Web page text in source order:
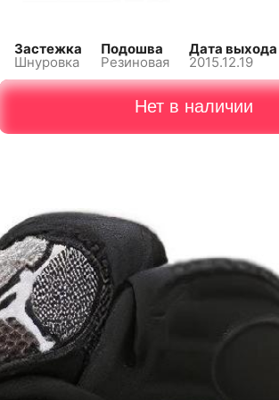
Застежка
Шнуровка
Подошва
Резиновая
Дата выхода
2015.12.19
Нет в наличии